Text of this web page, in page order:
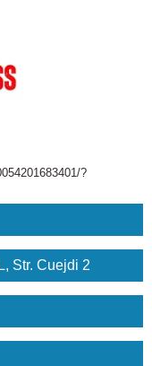
?
Str. Cuejdi 2